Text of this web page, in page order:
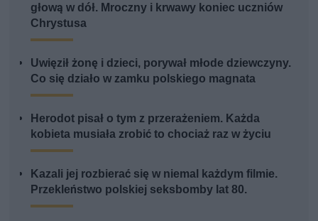
głową w dół. Mroczny i krwawy koniec uczniów
Chrystusa
Uwięził żonę i dzieci, porywał młode dziewczyny.
Co się działo w zamku polskiego magnata
Herodot pisał o tym z przerażeniem. Każda
kobieta musiała zrobić to chociaż raz w życiu
Kazali jej rozbierać się w niemal każdym filmie.
Przekleństwo polskiej seksbomby lat 80.